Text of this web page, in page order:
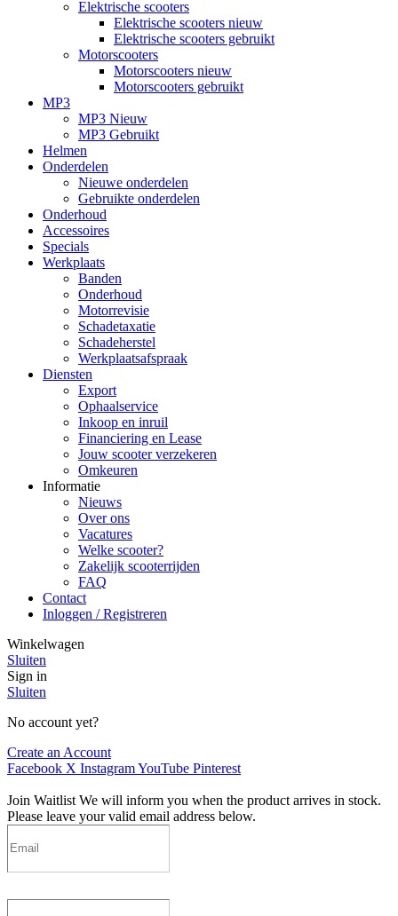
Elektrische scooters
Elektrische scooters nieuw
Elektrische scooters gebruikt
Motorscooters
Motorscooters nieuw
Motorscooters gebruikt
MP3
MP3 Nieuw
MP3 Gebruikt
Helmen
Onderdelen
Nieuwe onderdelen
Gebruikte onderdelen
Onderhoud
Accessoires
Specials
Werkplaats
Banden
Onderhoud
Motorrevisie
Schadetaxatie
Schadeherstel
Werkplaatsafspraak
Diensten
Export
Ophaalservice
Inkoop en inruil
Financiering en Lease
Jouw scooter verzekeren
Omkeuren
Informatie
Nieuws
Over ons
Vacatures
Welke scooter?
Zakelijk scooterrijden
FAQ
Contact
Inloggen / Registreren
Winkelwagen
Sluiten
Sign in
Sluiten
No account yet?
Create an Account
Facebook X InstagramYouTube Pinterest
Join Waitlist We will inform you when the product arrives in stock.
Please leave your valid email address below.